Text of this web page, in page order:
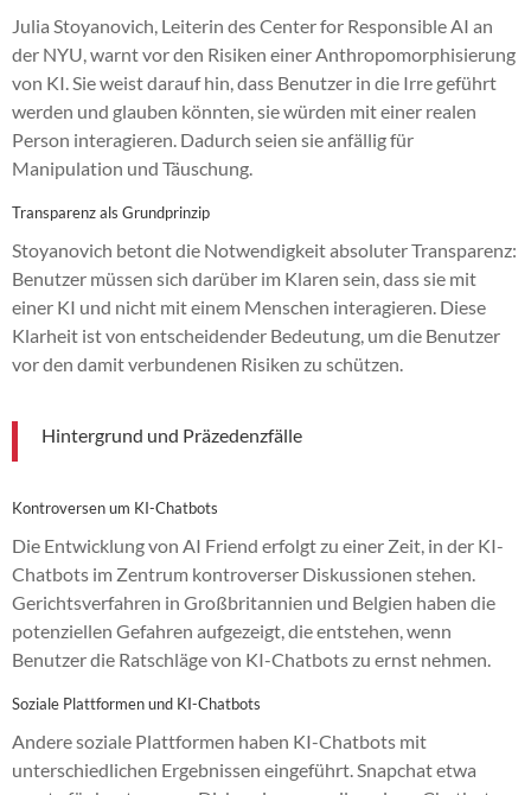
Julia Stoyanovich, Leiterin des Center for Responsible AI an
der NYU, warnt vor den Risiken einer Anthropomorphisierung
von KI. Sie weist darauf hin, dass Benutzer in die Irre geführt
werden und glauben könnten, sie würden mit einer realen
Person interagieren. Dadurch seien sie anfällig für
Manipulation und Täuschung.
Transparenz als Grundprinzip
Stoyanovich betont die Notwendigkeit absoluter Transparenz:
Benutzer müssen sich darüber im Klaren sein, dass sie mit
einer KI und nicht mit einem Menschen interagieren. Diese
Klarheit ist von entscheidender Bedeutung, um die Benutzer
vor den damit verbundenen Risiken zu schützen.
Hintergrund und Präzedenzfälle
Kontroversen um KI-Chatbots
Die Entwicklung von AI Friend erfolgt zu einer Zeit, in der KI-
Chatbots im Zentrum kontroverser Diskussionen stehen.
Gerichtsverfahren in Großbritannien und Belgien haben die
potenziellen Gefahren aufgezeigt, die entstehen, wenn
Benutzer die Ratschläge von KI-Chatbots zu ernst nehmen.
Soziale Plattformen und KI-Chatbots
Andere soziale Plattformen haben KI-Chatbots mit
unterschiedlichen Ergebnissen eingeführt. Snapchat etwa